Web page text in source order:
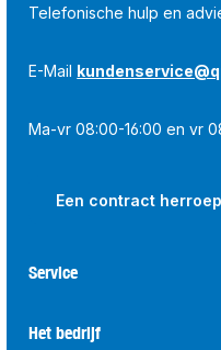
Telefonische hulp en
E-Mail
Ma-vr 08:00-16:00 en vr
Een contract
Service
Het bedrijf